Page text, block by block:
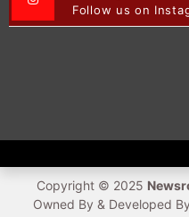
Follow us on
Copyright © 2025
Owned By & Developed By